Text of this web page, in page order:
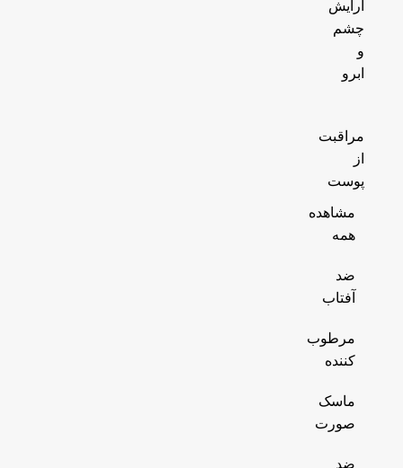
آرایش
چشم
و
ابرو
مراقبت
از
پوست
مشاهده
همه
ضد
آفتاب
مرطوب
کننده
ماسک
صورت
ضد